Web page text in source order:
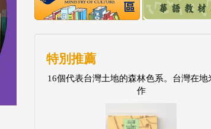
特別推薦
16個代表台灣土地的森林色系。台灣在地
作